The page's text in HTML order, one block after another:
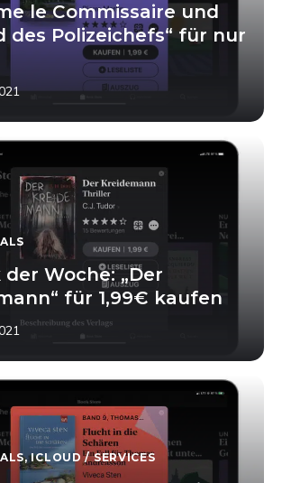
le Commissaire und
des Polizeichefs“ für nur
der Woche: „Der
für 1,99€ kaufen
,ICLOUD / SERVICES